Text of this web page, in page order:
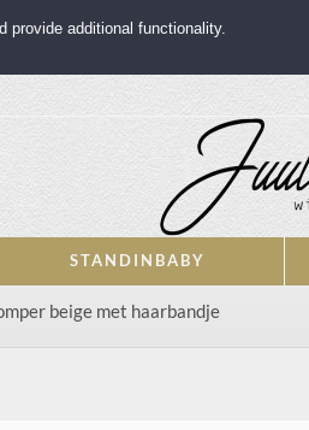
STANDINBABY
beige met haarbandje
provide additional functionality.